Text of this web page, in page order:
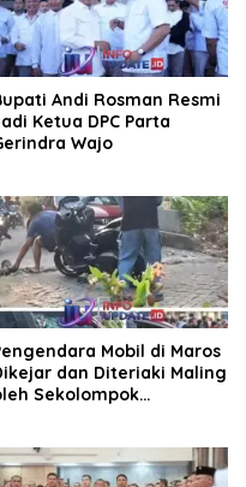
Andi Rosman Resmi
Ketua DPC Parta
Wajo
Mobil di Maros
dan Diteriaki Maling
Sekolompok